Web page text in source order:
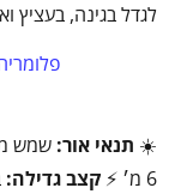
לגדל בגינה, בעציץ
פלומריה
☀️ תנאי אור: שמש
6 מ׳ ⚡
קצב גדילה: